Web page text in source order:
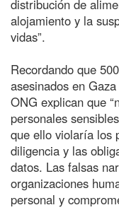
distribución de
alojamiento y la
vidas”.
Recordando que
asesinados en
ONG explican que
personales
que ello violaría los
diligencia y las
datos. Las falsas
organizaciones
personal y